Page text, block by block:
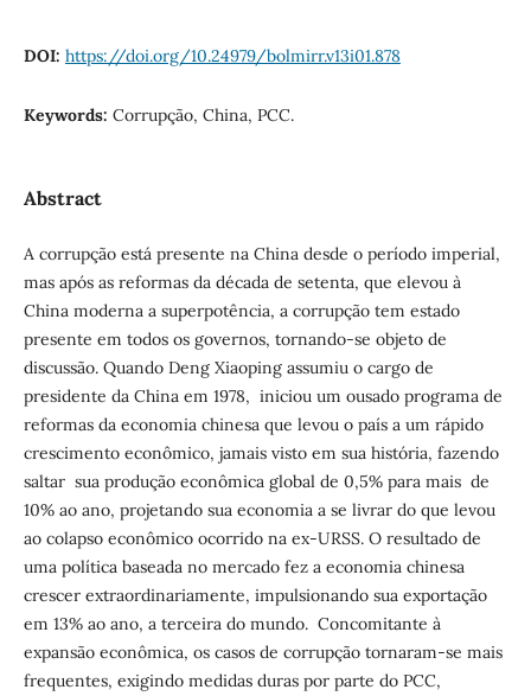
DOI: https://doi.org/10.24979/bolmirr.v13i01.878
Keywords: Corrupção, China, PCC.
Abstract
A corrupção está presente na China desde o período imperial,
mas após as reformas da década de setenta, que elevou à
China moderna a superpotência, a corrupção tem estado
presente em todos os governos, tornando-se objeto de
discussão. Quando Deng Xiaoping assumiu o cargo de
presidente da China em 1978, iniciou um ousado programa de
reformas da economia chinesa que levou o país a um rápido
crescimento econômico, jamais visto em sua história, fazendo
saltar sua produção econômica global de 0,5% para mais de
10% ao ano, projetando sua economia a se livrar do que levou
ao colapso econômico ocorrido na ex-URSS. O resultado de
uma política baseada no mercado fez a economia chinesa
crescer extraordinariamente, impulsionando sua exportação
em 13% ao ano, a terceira do mundo. Concomitante à
expansão econômica, os casos de corrupção tornaram-se mais
frequentes, exigindo medidas duras por parte do PCC,